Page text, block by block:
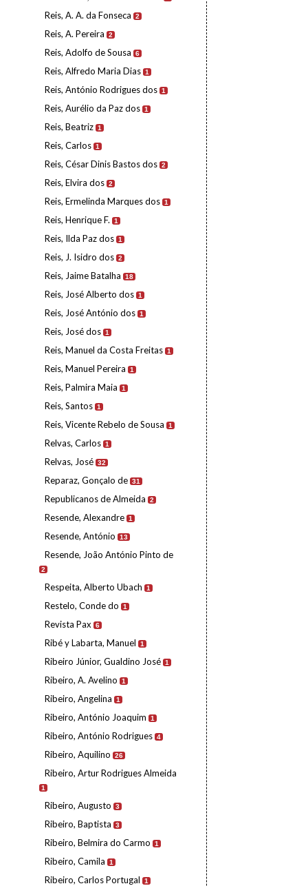
Reis, A. A. da Fonseca 2
Reis, A. Pereira 2
Reis, Adolfo de Sousa 6
Reis, Alfredo Maria Dias 1
Reis, António Rodrigues dos 1
Reis, Aurélio da Paz dos 1
Reis, Beatriz 1
Reis, Carlos 1
Reis, César Dinis Bastos dos 2
Reis, Elvira dos 2
Reis, Ermelinda Marques dos 1
Reis, Henrique F. 1
Reis, Ilda Paz dos 1
Reis, J. Isidro dos 2
Reis, Jaime Batalha 18
Reis, José Alberto dos 1
Reis, José António dos 1
Reis, José dos 1
Reis, Manuel da Costa Freitas 1
Reis, Manuel Pereira 1
Reis, Palmira Maia 1
Reis, Santos 1
Reis, Vicente Rebelo de Sousa 1
Relvas, Carlos 1
Relvas, José 32
Reparaz, Gonçalo de 31
Republicanos de Almeida 2
Resende, Alexandre 1
Resende, António 13
Resende, João António Pinto de
2
Respeita, Alberto Ubach 1
Restelo, Conde do 1
Revista Pax 6
Ribé y Labarta, Manuel 1
Ribeiro Júnior, Gualdino José 1
Ribeiro, A. Avelino 1
Ribeiro, Angelina 1
Ribeiro, António Joaquim 1
Ribeiro, António Rodrigues 4
Ribeiro, Aquilino 26
Ribeiro, Artur Rodrigues Almeida
1
Ribeiro, Augusto 3
Ribeiro, Baptista 3
Ribeiro, Belmira do Carmo 1
Ribeiro, Camila 1
Ribeiro, Carlos Portugal 1